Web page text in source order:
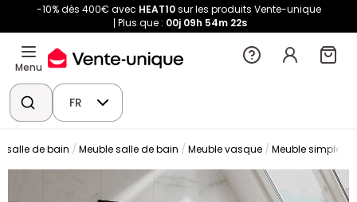
-10% dès 400€ avec HEAT10sur les produits Vente-unique
Plus que : 00j 09h 54m 21s
Menu
FR
salle de bain Meuble salle de bain Meuble vasque Meuble simple